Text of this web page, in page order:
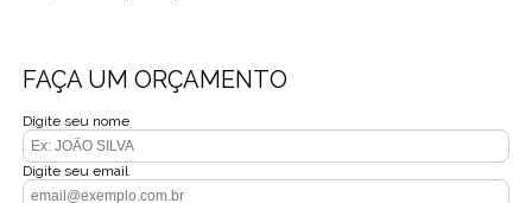
FAÇA UM ORÇAMENTO
Digite seu nome
Digite seu email